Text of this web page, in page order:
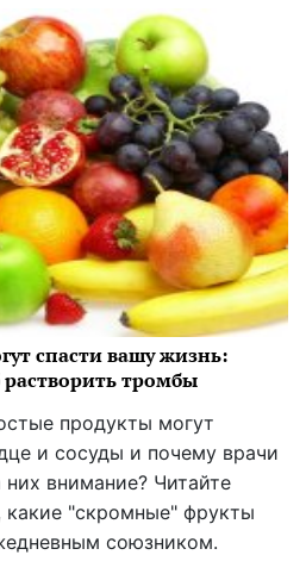
спасти вашу жизнь:
тромбы
продукты могут
и сосуды и почему врачи
внимание? Читайте
какие "скромные" фрукты
союзником.